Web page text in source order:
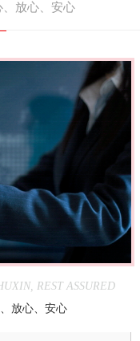
、放心、安心
REST ASSURED
放心、安心